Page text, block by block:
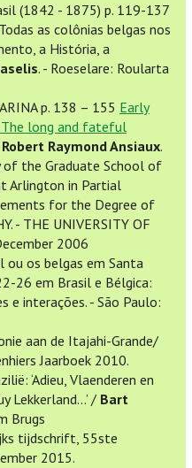
(1842 - 1875) p. 119-137
as colônias belgas nos
a História, a
. - Roeselare: Roularta
p. 138 – 155 Early
long and fateful
Robert Raymond Ansiaux.
the Graduate School of
Arlington in Partial
for the Degree of
- THE UNIVERSITY OF
2006
ou os belgas em Santa
26 em Brasil e Bélgica:
e interações. - São Paulo:
aan de Itajahi-Grande/
Jaarboek 2010.
‘Adieu, Vlaenderen en
Lekkerland…’ / Bart
Brugs
tijdschrift, 55ste
2015.